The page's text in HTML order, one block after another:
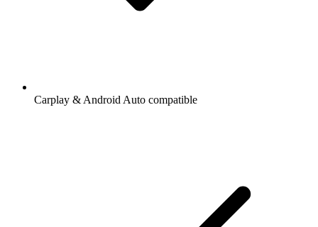
Carplay & Android Auto compatible